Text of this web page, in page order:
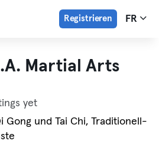
Registrieren FR
Martial Arts
yet
Gong und Tai Chi, Traditionell-